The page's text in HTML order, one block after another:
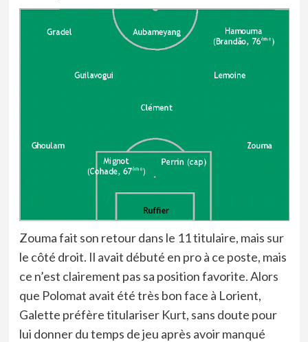
Zouma fait son retour dans le 11 titulaire, mais sur
le côté droit. Il avait débuté en pro à ce poste, mais
ce n’est clairement pas sa position favorite. Alors
que Polomat avait été très bon face à Lorient,
Galette préfère titulariser Kurt, sans doute pour
lui donner du temps de jeu après avoir manqué